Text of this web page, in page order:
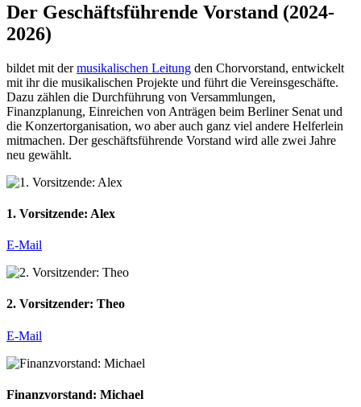
Der Geschäftsführende Vorstand (2024-
2026)
bildet mit dermusikalischen Leitung den Chorvorstand, entwickelt
mit ihr die musikalischen Projekte und führt die Vereinsgeschäfte.
Dazu zählen die Durchführung von Versammlungen,
Finanzplanung, Einreichen von Anträgen beim Berliner Senat und
die Konzertorganisation, wo aber auch ganz viel andere Helferlein
mitmachen. Der geschäftsführende Vorstand wird alle zwei Jahre
neu gewählt.
1. Vorsitzende: Alex
E-Mail
2. Vorsitzender: Theo
E-Mail
Finanzvorstand: Michael